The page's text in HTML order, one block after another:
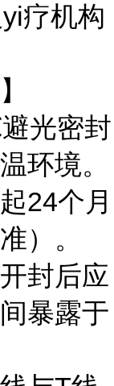
疗机构
光密封
环境。
24个月
）。
封后应
暴露于